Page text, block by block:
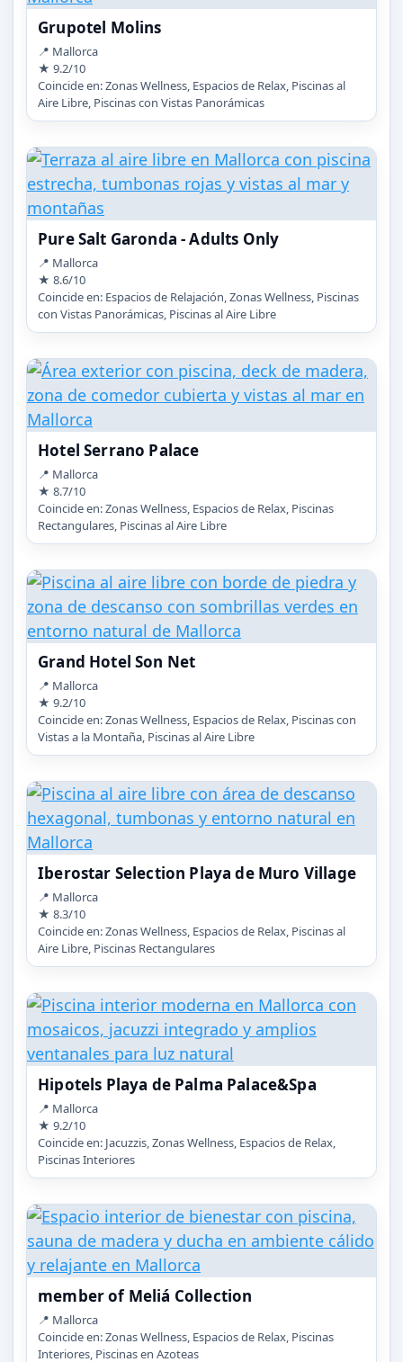
Grupotel Molins
📍 Mallorca
★ 9.2/10
Coincide en: Zonas Wellness, Espacios de Relax, Piscinas al
Aire Libre, Piscinas con Vistas Panorámicas
Pure Salt Garonda - Adults Only
📍 Mallorca
★ 8.6/10
Coincide en: Espacios de Relajación, Zonas Wellness, Piscinas
con Vistas Panorámicas, Piscinas al Aire Libre
Hotel Serrano Palace
📍 Mallorca
★ 8.7/10
Coincide en: Zonas Wellness, Espacios de Relax, Piscinas
Rectangulares, Piscinas al Aire Libre
Grand Hotel Son Net
📍 Mallorca
★ 9.2/10
Coincide en: Zonas Wellness, Espacios de Relax, Piscinas con
Vistas a la Montaña, Piscinas al Aire Libre
Iberostar Selection Playa de Muro Village
📍 Mallorca
★ 8.3/10
Coincide en: Zonas Wellness, Espacios de Relax, Piscinas al
Aire Libre, Piscinas Rectangulares
Hipotels Playa de Palma Palace&Spa
📍 Mallorca
★ 9.2/10
Coincide en: Jacuzzis, Zonas Wellness, Espacios de Relax,
Piscinas Interiores
member of Meliá Collection
📍 Mallorca
Coincide en: Zonas Wellness, Espacios de Relax, Piscinas
Interiores, Piscinas en Azoteas